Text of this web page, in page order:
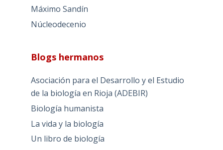
Máximo Sandín
Núcleodecenio
Blogs hermanos
Asociación para el Desarrollo y el Estudio
de la biología en Rioja (ADEBIR)
Biología humanista
La vida y la biología
Un libro de biología